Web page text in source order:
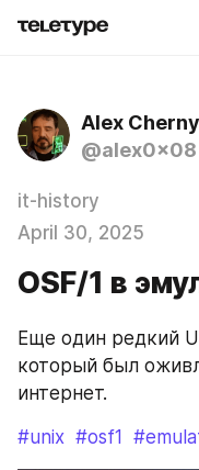
Alex
@alex0x08
it-history
April 30, 2025
OSF/1 в
Еще один редкий
который был
интернет.
#unix #osf1